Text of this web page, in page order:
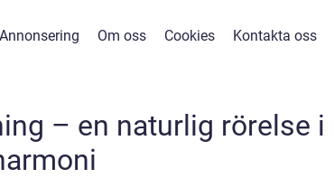
Annonsering Om oss Cookies Kontakta oss
– en naturlig rörelse i